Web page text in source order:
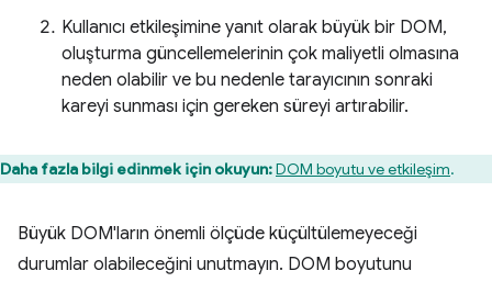
Kullanıcı etkileşimine yanıt olarak büyük bir DOM,
oluşturma güncellemelerinin çok maliyetli olmasına
neden olabilir ve bu nedenle tarayıcının sonraki
kareyi sunması için gereken süreyi artırabilir.
Daha fazla bilgi edinmek için okuyun:DOM boyutu ve etkileşim.
Büyük DOM'ların önemli ölçüde küçültülemeyeceği
durumlar olabileceğini unutmayın. DOM boyutunu